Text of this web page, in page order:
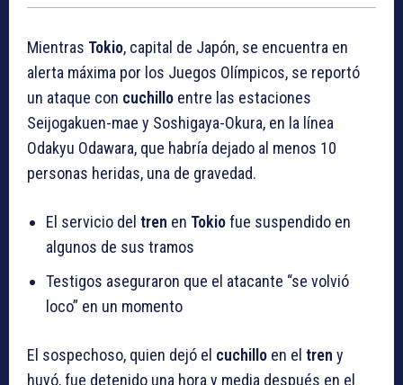
Mientras Tokio, capital de Japón, se encuentra en
alerta máxima por los Juegos Olímpicos, se reportó
un ataque con cuchillo entre las estaciones
Seijogakuen-mae y Soshigaya-Okura, en la línea
Odakyu Odawara, que habría dejado al menos 10
personas heridas, una de gravedad.
El servicio del tren en Tokiofue suspendido en
algunos de sus tramos
Testigos aseguraron que el atacante “se volvió
loco” en un momento
El sospechoso, quien dejó el cuchillo en el tren y
huyó, fue detenido una hora y media después en el